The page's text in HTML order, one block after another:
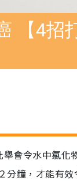
【4招
會令水中氯化
鐘，才能有